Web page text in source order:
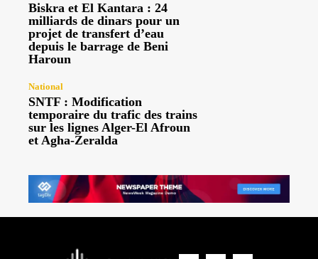
Biskra et El Kantara : 24
milliards de dinars pour un
projet de transfert d’eau
depuis le barrage de Beni
Haroun
National
SNTF : Modification
temporaire du trafic des trains
sur les lignes Alger-El Afroun
et Agha-Zeralda